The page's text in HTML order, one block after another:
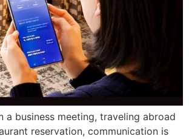
a business meeting, traveling abroad
reservation, communication is